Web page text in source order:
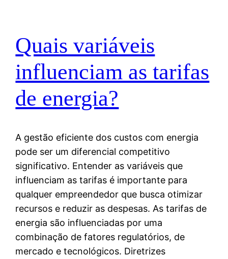
Quais variáveis
influenciam as tarifas
de energia?
A gestão eficiente dos custos com energia
pode ser um diferencial competitivo
significativo. Entender as variáveis que
influenciam as tarifas é importante para
qualquer empreendedor que busca otimizar
recursos e reduzir as despesas. As tarifas de
energia são influenciadas por uma
combinação de fatores regulatórios, de
mercado e tecnológicos. Diretrizes